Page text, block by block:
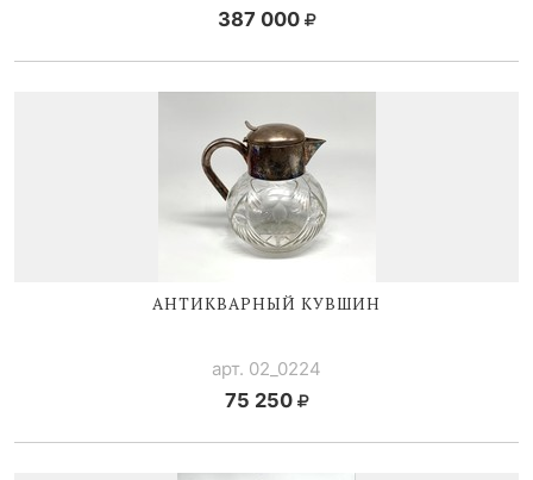
387 000
АНТИКВАРНЫЙ КУВШИН
арт. 02_0224
75 250